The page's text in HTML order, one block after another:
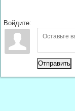
Войдите:
Отправить